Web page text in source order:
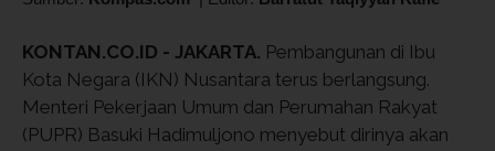
KONTAN.CO.ID - JAKARTA. Pembangunan di Ibu
Kota Negara (IKN) Nusantara terus berlangsung.
Menteri Pekerjaan Umum dan Perumahan Rakyat
(PUPR) Basuki Hadimuljono menyebut dirinya akan